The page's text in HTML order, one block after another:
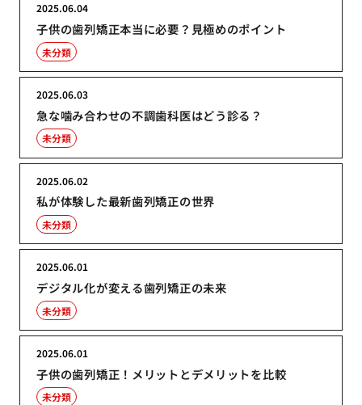
子供の歯列矯正本当に必要？見極めのポイント
2025.06.04
未分類
急な噛み合わせの不調歯科医はどう診る？
2025.06.03
未分類
私が体験した最新歯列矯正の世界
2025.06.02
未分類
デジタル化が変える歯列矯正の未来
2025.06.01
未分類
子供の歯列矯正！メリットとデメリットを比較
2025.06.01
未分類